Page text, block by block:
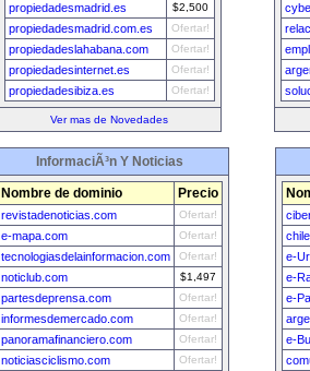
propiedadesmadrid.es $2,500
propiedadesmadrid.com.es Ofertar!
propiedadeslahabana.com Ofertar!
propiedadesinternet.es Ofertar!
propiedadesibiza.es Ofertar!
Ver mas de Novedades
InformaciÃ³n Y Noticias
Nombre de dominio Precio
revistadenoticias.com Ofertar!
e-mapa.com Ofertar!
tecnologiasdelainformacion.com Ofertar!
noticlub.com $1,497
partesdeprensa.com Ofertar!
informesdemercado.com Ofertar!
panoramafinanciero.com Ofertar!
noticiasciclismo.com Ofertar!
e-
e-
e-
e-